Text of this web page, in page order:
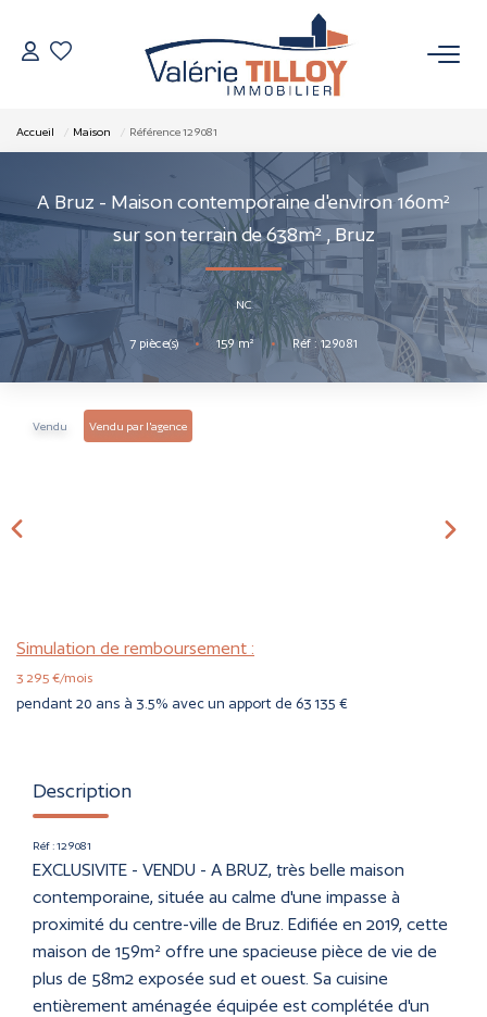
À Vendre
Vendus
VENDRE
L’AGENCE
Accueil Maison Référence 129081
A Bruz - Maison contemporaine d'environ 160m²
sur son terrain de 638m² , Bruz
NC
7 pièce(s) • 159m² • Réf : 129081
Vendu Vendu par l'agence
Simulation de remboursement :
3 295 €/mois
pendant 20 ans à 3.5% avec un apport de 63 135 €
Description
Réf : 129081
EXCLUSIVITE - VENDU - A BRUZ, très belle maison
contemporaine, située au calme d'une impasse à
proximité du centre-ville de Bruz. Edifiée en 2019, cette
maison de 159m² offre une spacieuse pièce de vie de
plus de 58m2 exposée sud et ouest. Sa cuisine
entièrement aménagée équipée est complétée d'un